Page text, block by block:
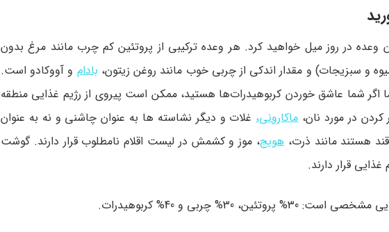
در روز میل خواهید کرد. هر وعده ترکیبی از پروتئین کم‌ چرب مانند مرغ بدون
و سبزیجات) و مقدار اندکی از چربی خوب مانند روغن زیتون،بادام و آووکادو است.
اگر شما عاشق خوردن کربوهیدرات‌ها هستید، ممکن است پیروی از رژیم غذایی منطقه
کردن در مورد نان،ماکارونی،غلات و دیگر نشاسته‌ ها به عنوان چاشنی و نه به عنوان
هستند مانند ذرت، هویج، موز و کشمش در لیست اقلام نامطلوب قرار دارند. گوشت
قرار دارند.
چربی و 40% کربوهیدرات.